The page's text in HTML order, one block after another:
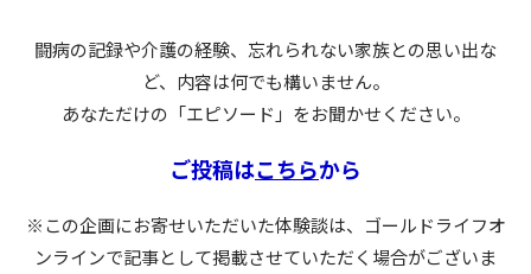
闘病の記録や介護の経験、忘れられない家族との思い出な
ど、内容は何でも構いません。
あなただけの「エピソード」をお聞かせください。
ご投稿はこちらから
※この企画にお寄せいただいた体験談は、ゴールドライフオ
ンラインで記事として掲載させていただく場合がございま